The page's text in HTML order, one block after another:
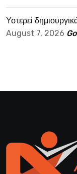
Υστερεί
August 7, 2026